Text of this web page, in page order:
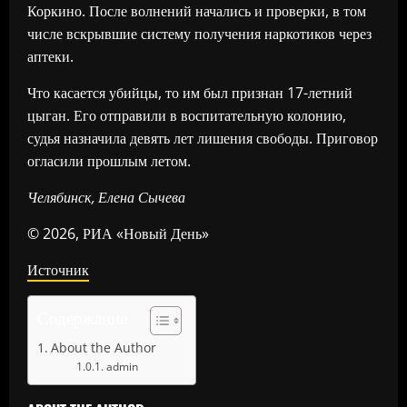
Коркино. После волнений начались и проверки, в том
числе вскрывшие систему получения наркотиков через
аптеки.
Что касается убийцы, то им был признан 17-летний
цыган. Его отправили в воспитательную колонию,
судья назначила девять лет лишения свободы. Приговор
огласили прошлым летом.
Челябинск, Елена Сычева
© 2026, РИА «Новый День»
Источник
About the Author
admin